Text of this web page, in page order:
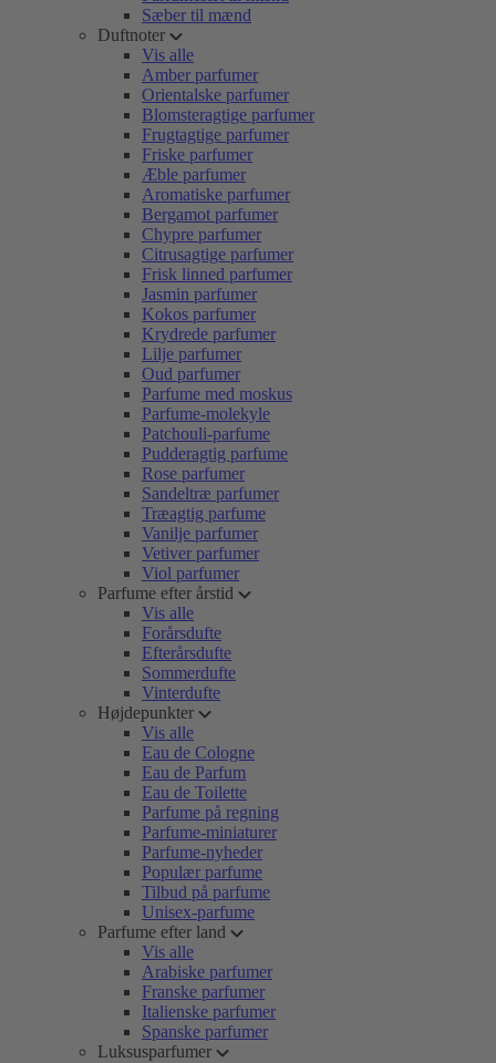
Sæber til mænd
Duftnoter
Vis alle
Amber parfumer
Orientalske parfumer
Blomsteragtige parfumer
Frugtagtige parfumer
Friske parfumer
Æble parfumer
Aromatiske parfumer
Bergamot parfumer
Chypre parfumer
Citrusagtige parfumer
Frisk linned parfumer
Jasmin parfumer
Kokos parfumer
Krydrede parfumer
Lilje parfumer
Oud parfumer
Parfume med moskus
Parfume-molekyle
Patchouli-parfume
Pudderagtig parfume
Rose parfumer
Sandeltræ parfumer
Træagtig parfume
Vanilje parfumer
Vetiver parfumer
Viol parfumer
Parfume efter årstid
Vis alle
Forårsdufte
Efterårsdufte
Sommerdufte
Vinterdufte
Højdepunkter
Vis alle
Eau de Cologne
Eau de Parfum
Eau de Toilette
Parfume på regning
Parfume-miniaturer
Parfume-nyheder
Populær parfume
Tilbud på parfume
Unisex-parfume
Parfume efter land
Vis alle
Arabiske parfumer
Franske parfumer
Italienske parfumer
Spanske parfumer
Luksusparfumer